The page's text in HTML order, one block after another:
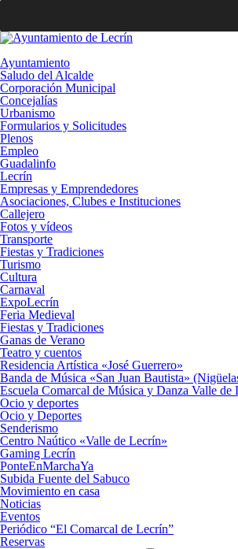
Ayuntamiento
Saludo del Alcalde
Corporación Municipal
Concejalías
Urbanismo
Formularios y Solicitudes
Plenos
Empleo
Guadalinfo
Lecrín
Empresas y Emprendedores
Asociaciones, Clubes e Instituciones
Callejero
Fotos y vídeos
Transporte
Fiestas y Tradiciones
Turismo
Cultura
Carnaval
ExpoLecrín
Feria Medieval
Fiestas y Tradiciones
Ganas de Verano
Teatro y cuentos
Residencia Artística «José Guerrero»
Banda de Música «San Juan Bautista»
Escuela Comarcal de Música y Danza Valle de
Ocio y deportes
Ocio y Deportes
Senderismo
Centro Naútico «Valle de Lecrín»
Gaming Lecrín
PonteEnMarchaYa
Subida Fuente del Sabuco
Movimiento en casa
Noticias
Eventos
Periódico “El Comarcal de Lecrín”
Reservas